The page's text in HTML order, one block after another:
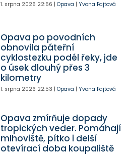
1. srpna 2026 22:56 | Opava | Yvona Fajtová
Opava po povodních
obnovila páteřní
cyklostezku podél řeky, jde
o úsek dlouhý přes 3
kilometry
1. srpna 2026 22:53 | Opava | Yvona Fajtová
Opava zmírňuje dopady
tropických veder. Pomáhají
mlhoviště, pítko i delší
otevírací doba koupaliště